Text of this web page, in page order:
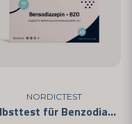
NORDICTEST
Selbsttest für Benzodiazepine (3er-Pack)